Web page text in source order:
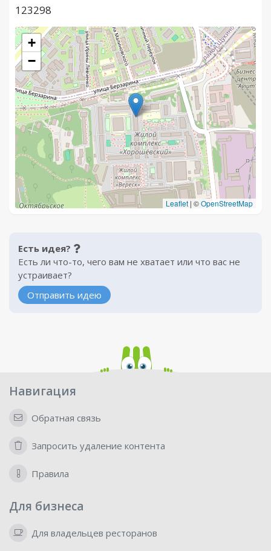
123298
+
−
Leaflet | ©OpenStreetMap
Есть идея?
Есть ли что-то, чего вам не хватает или что вас не
устраивает?
Отправить идею
Навигация
Обратная связь
Запросить удаление контента
Правила
Для бизнеса
Для владельцев ресторанов